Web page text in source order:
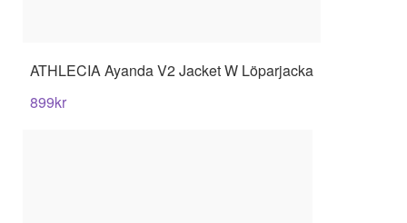
ATHLECIAAyanda V2 Jacket W Löparjacka
899kr